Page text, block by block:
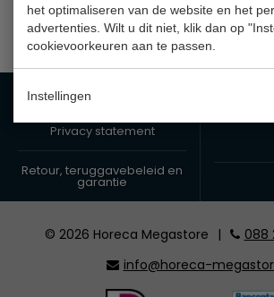
het optimaliseren van de website en het
advertenties. Wilt u dit niet, klik dan op
cookievoorkeuren aan te passen.
Instellingen
Algemene voorwaarden
Privacy statement
Retour, teruggavebeleid en
garantie
© 2026 Horeca Megastore | 088
info@horeca-